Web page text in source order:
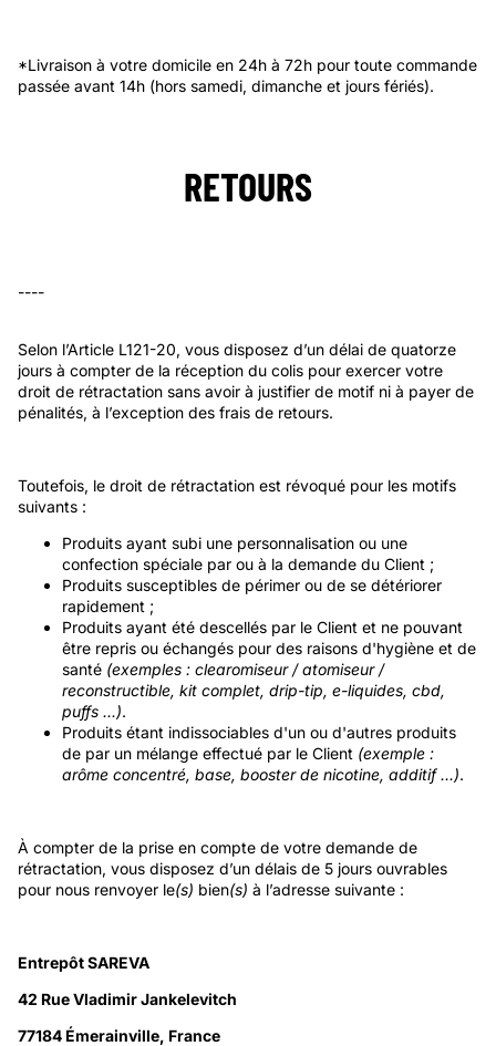
*Livraison à votre domicile en 24h à 72h pour toute commande
passée avant 14h (hors samedi, dimanche et jours fériés).
RETOURS
----
Selon l’Article L121-20, vous disposez d’un délai de quatorze
jours à compter de la réception du colis pour exercer votre
droit de rétractation sans avoir à justifier de motif ni à payer de
pénalités, à l’exception des frais de retours.
Toutefois, le droit de rétractation est révoqué pour les motifs
suivants :
Produits ayant subi une personnalisation ou une
confection spéciale par ou à la demande du Client ;
Produits susceptibles de périmer ou de se détériorer
rapidement ;
Produits ayant été descellés par le Client et ne pouvant
être repris ou échangés pour des raisons d'hygiène et de
santé (exemples : clearomiseur / atomiseur /
reconstructible, kit complet, drip-tip, e-liquides, cbd,
puffs ...).
Produits étant indissociables d'un ou d'autres produits
de par un mélange effectué par le Client (exemple :
arôme concentré, base, booster de nicotine, additif ...).
À compter de la prise en compte de votre demande de
rétractation, vous disposez d’un délais de 5 jours ouvrables
pour nous renvoyer le(s) bien(s) à l’adresse suivante :
Entrepôt SAREVA
42 Rue Vladimir Jankelevitch
77184 Émerainville, France